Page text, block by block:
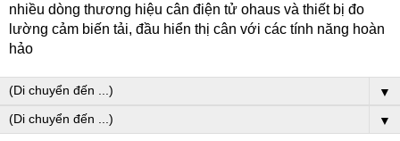
nhiều dòng thương hiệu cân điện tử ohaus và thiết bị đo
lường cảm biến tải, đầu hiển thị cân với các tính năng hoàn
hảo
▼
▼